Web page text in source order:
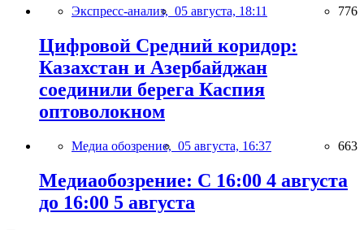
Экспресс-анализ, 05 августа, 18:11 776
Цифровой Средний коридор:
Казахстан и Азербайджан
соединили берега Каспия
оптоволокном
Медиа обозрение, 05 августа, 16:37 663
Медиаобозрение: С 16:00 4 августа
до 16:00 5 августа